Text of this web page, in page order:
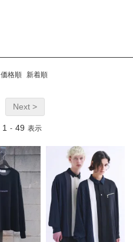
価格順 新着順
Next >
1 - 49 表示